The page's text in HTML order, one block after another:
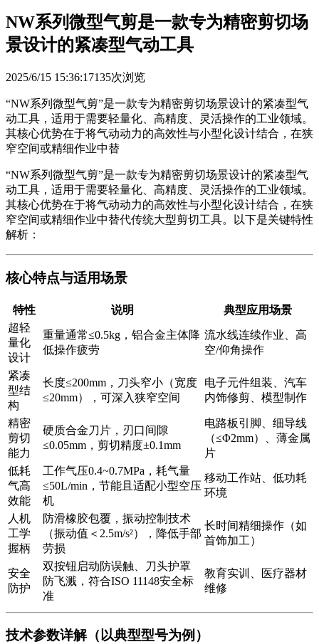
NW系列微型气剪是一款专为精密剪切场
景设计的紧凑型气动工具
2025/6/15 15:36:17135次浏览
“NW系列微型气剪”是一款专为精密剪切场景设计的紧凑型气
动工具，适用于需要轻量化、高精度、灵活操作的工业领域。
其核心优势在于将气动动力的高效性与小型化设计结合，在狭
窄空间或精细作业中替
“NW系列微型气剪”是一款专为精密剪切场景设计的紧凑型气
动工具，适用于需要轻量化、高精度、灵活操作的工业领域。
其核心优势在于将气动动力的高效性与小型化设计结合，在狭
窄空间或精细作业中替代传统大型剪切工具。以下是关键特性
解析：
核心特点与适用场景
特性 说明
典型应用场景
超轻
量化
设计
重量通常≤0.5kg，铝合金主体降
低操作疲劳
流水线连续作业、高
空/仰角操作
紧凑
型结
构
长度≤200mm，刀头窄小（宽度
≤20mm），可深入狭窄空间
电子元件组装、汽车
内饰修剪、模型制作
精密
剪切
能力
硬质合金刀片，刃口间隙
≤0.05mm，剪切精度±0.1mm
电路板引脚、细导线
（≤Φ2mm）、薄金属
片
低耗
气高
效能
工作气压0.4~0.7MPa，耗气量
≤50L/min，节能且适配小型空压
机
移动工作站、低功耗
环境
人机
工学
握柄
防滑橡胶包覆，振动控制技术
（振动值＜2.5m/s²），降低手部
劳损
长时间精细操作（如
首饰加工）
安全
防护
双按钮启动防误触、刀头护罩
防飞溅，符合ISO 11148安全标
准
教育实训、医疗器材
维修
技术参数详解（以典型型号为例）